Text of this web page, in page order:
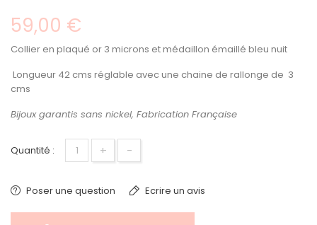
59,00 €
Collier en plaqué or 3 microns et médaillon émaillé bleu nuit
Longueur 42 cms réglable avec une chaine de rallonge de 3
cms
Bijoux garantis sans nickel, Fabrication Française
Quantité : + -
Poser une question Ecrire un avis